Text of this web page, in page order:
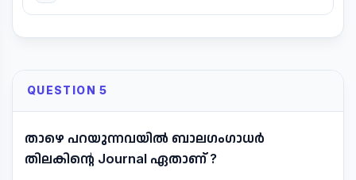
QUESTION 5
താഴെ പറയുന്നവയിൽ ബാലഗംഗാധർ
തിലകിന്റെ Journal ഏതാണ് ?